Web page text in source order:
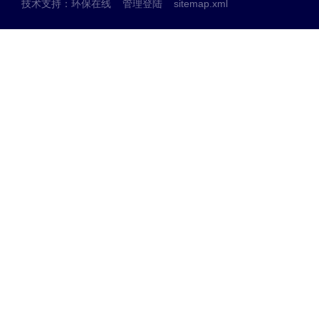
技术支持： 环保在线 管理登陆 sitemap.xml